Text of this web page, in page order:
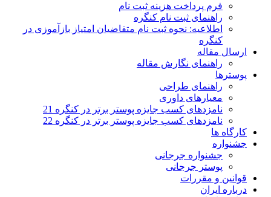
فرم پرداخت هزینه ثبت نام
راهنمای ثبت نام کنگره
اطلاعیه: نحوه ثبت نام متقاضیان امتیاز بازآموزی در
کنگره
ارسال مقاله
راهنمای نگارش مقاله
پوسترها
راهنمای طراحی
معیارهای داوری
نامزدهای کسب جایزه پوستر برتر در کنگره 21
نامزدهای کسب جایزه پوستر برتر در کنگره 22
کارگاه ها
جشنواره
جشنواره جرجانی
پوستر جرجانی
قوانین و مقررات
درباره ایران